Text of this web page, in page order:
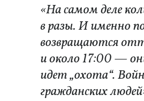
«На самом деле
в разы. И именно
возвращаются
и около 17:00 —
идет „охота“.
гражданских